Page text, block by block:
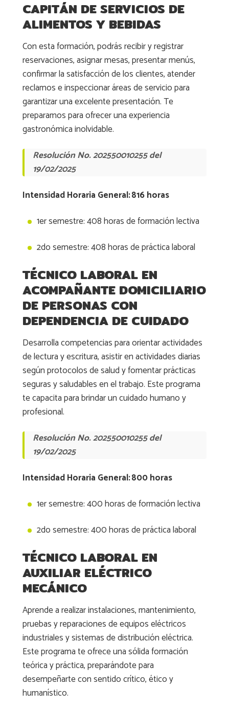
CAPITÁN DE SERVICIOS DE
ALIMENTOS Y BEBIDAS
Con esta formación, podrás recibir y registrar
reservaciones, asignar mesas, presentar menús,
confirmar la satisfacción de los clientes, atender
reclamos e inspeccionar áreas de servicio para
garantizar una excelente presentación. Te
preparamos para ofrecer una experiencia
gastronómica inolvidable.
Resolución No. 202550010255 del
19/02/2025
Intensidad Horaria General: 816 horas
1er semestre: 408 horas de formación lectiva
2do semestre: 408 horas de práctica laboral
TÉCNICO LABORAL EN
ACOMPAÑANTE DOMICILIARIO
DE PERSONAS CON
DEPENDENCIA DE CUIDADO
Desarrolla competencias para orientar actividades
de lectura y escritura, asistir en actividades diarias
según protocolos de salud y fomentar prácticas
seguras y saludables en el trabajo. Este programa
te capacita para brindar un cuidado humano y
profesional.
Resolución No. 202550010255 del
19/02/2025
Intensidad Horaria General: 800 horas
1er semestre: 400 horas de formación lectiva
2do semestre: 400 horas de práctica laboral
TÉCNICO LABORAL EN
AUXILIAR ELÉCTRICO
MECÁNICO
Aprende a realizar instalaciones, mantenimiento,
pruebas y reparaciones de equipos eléctricos
industriales y sistemas de distribución eléctrica.
Este programa te ofrece una sólida formación
teórica y práctica, preparándote para
desempeñarte con sentido crítico, ético y
humanístico.